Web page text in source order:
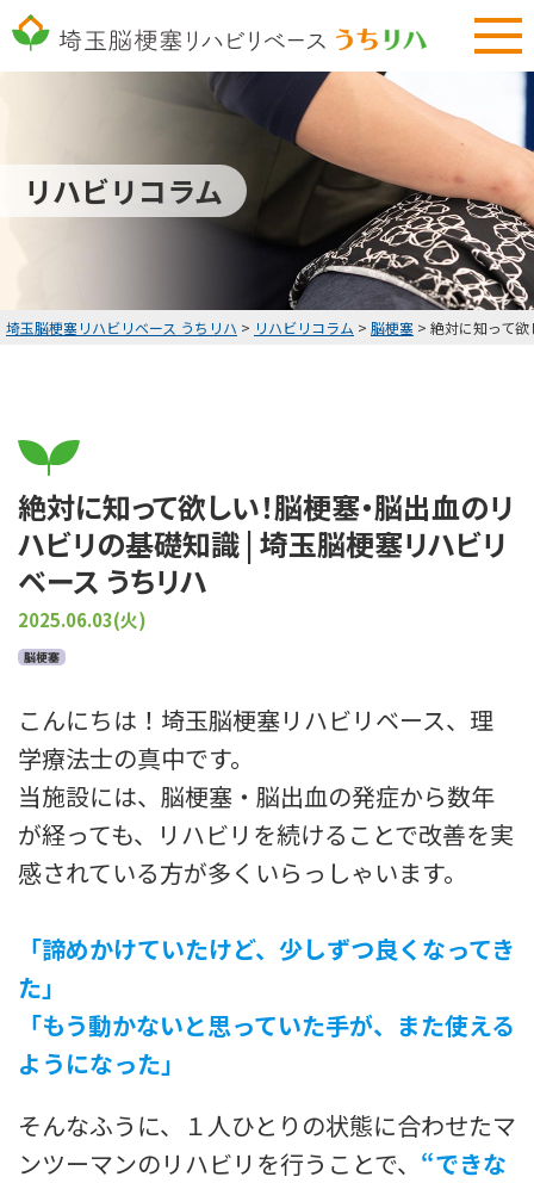
048-577-3794
無料リハビリ体験
HOME
お客様の声・改善実績
リハビリコラム
お知らせ
プライバシーポリシー
リハビリコラム
埼玉脳梗塞リハビリベース うちリハ > リハビリコラム > 脳梗塞 > 絶対に知って
絶対に知って欲しい！脳梗塞・脳出血のリ
ハビリの基礎知識 | 埼玉脳梗塞リハビリ
ベース うちリハ
2025.06.03(火)
脳梗塞
こんにちは！埼玉脳梗塞リハビリベース、理
学療法士の真中です。
当施設には、脳梗塞・脳出血の発症から数年
が経っても、リハビリを続けることで改善を実
感されている方が多くいらっしゃいます。
「諦めかけていたけど、少しずつ良くなってき
た」
「もう動かないと思っていた手が、また使える
ようになった」
そんなふうに、１人ひとりの状態に合わせたマ
ンツーマンのリハビリを行うことで、 “できな